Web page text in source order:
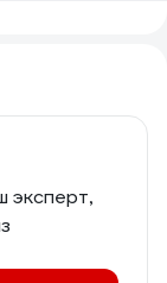
эксперт,